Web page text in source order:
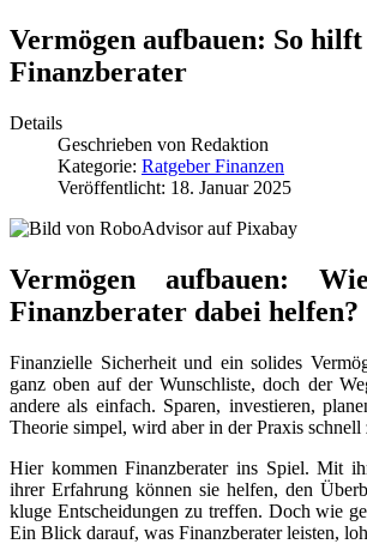
Vermögen aufbauen: So hilft
Finanzberater
Details
Geschrieben von Redaktion
Kategorie: Ratgeber Finanzen
Veröffentlicht: 18. Januar 2025
Vermögen aufbauen:
Finanzberater dabei helfen?
Finanzielle Sicherheit und ein solides
ganz oben auf der Wunschliste, doch der
andere als einfach. Sparen, investieren,
Theorie simpel, wird aber in der Praxis schnell
Hier kommen Finanzberater ins Spiel. Mit
ihrer Erfahrung können sie helfen, den
kluge Entscheidungen zu treffen. Doch wie
Ein Blick darauf, was Finanzberater leisten,